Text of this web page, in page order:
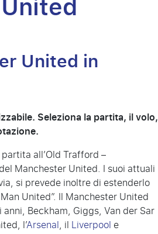
United in
Seleziona la partita, il volo,
all’Old Trafford –
Manchester United. I suoi attuali
si prevede inoltre di estenderlo
United”. Il Manchester United
Beckham, Giggs, Van der Sar
l’Arsenal, il Liverpool e